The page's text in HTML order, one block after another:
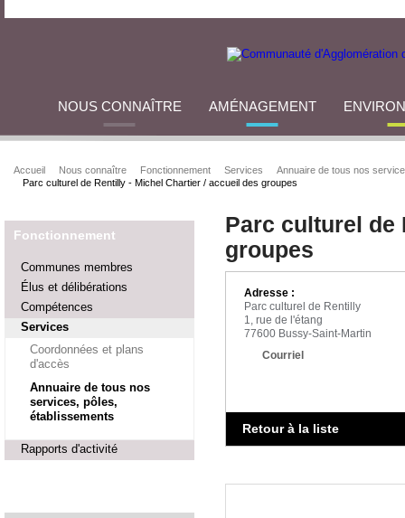
NOUS CONNAÎTRE AMÉNAGEMENT
Accueil Nous connaître Fonctionnement Services
Annuaire de tous nos
Parc culturel de Rentilly - Michel Chartier / accueil des groupes
Fonctionnement
Communes membres
Élus et délibérations
Compétences
Services
Coordonnées et plans
d'accès
Annuaire de tous nos
services, pôles,
établissements
Rapports d'activité
Parc culturel de
groupes
Adresse :
Parc culturel de Rentilly
1, rue de l'étang
77600 Bussy-Saint-Martin
Courriel
Retour à la liste